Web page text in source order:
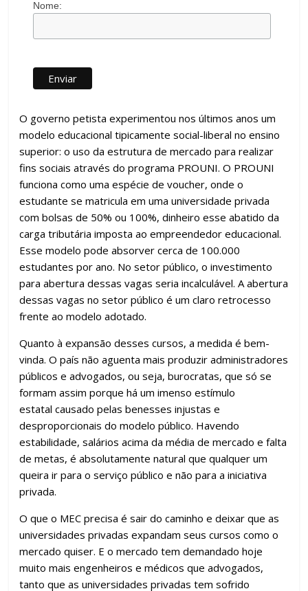
Nome:
O governo petista experimentou nos últimos anos um
modelo educacional tipicamente social-liberal no ensino
superior: o uso da estrutura de mercado para realizar
fins sociais através do programa PROUNI. O PROUNI
funciona como uma espécie de voucher, onde o
estudante se matricula em uma universidade privada
com bolsas de 50% ou 100%, dinheiro esse abatido da
carga tributária imposta ao empreendedor educacional.
Esse modelo pode absorver cerca de 100.000
estudantes por ano. No setor público, o investimento
para abertura dessas vagas seria incalculável. A abertura
dessas vagas no setor público é um claro retrocesso
frente ao modelo adotado.
Quanto à expansão desses cursos, a medida é bem-
vinda. O país não aguenta mais produzir administradores
públicos e advogados, ou seja, burocratas, que só se
formam assim porque há um imenso estímulo
estatal causado pelas benesses injustas e
desproporcionais do modelo público. Havendo
estabilidade, salários acima da média de mercado e falta
de metas, é absolutamente natural que qualquer um
queira ir para o serviço público e não para a iniciativa
privada.
O que o MEC precisa é sair do caminho e deixar que as
universidades privadas expandam seus cursos como o
mercado quiser. E o mercado tem demandado hoje
muito mais engenheiros e médicos que advogados,
tanto que as universidades privadas tem sofrido